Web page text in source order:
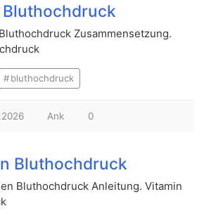
Zusammensetzung.
bluthochdruck
Ank 0
Bluthochdruck
Bluthochdruck Anleitung. Vitamin